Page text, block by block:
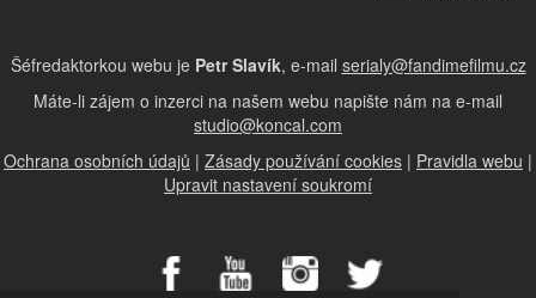
Šéfredaktorkou webu je Petr Slavík, e-mail serialy@fandimefilmu.cz
Máte-li zájem o inzerci na našem webu napište nám na e-mail
studio@koncal.com
Ochrana osobních údajů | Zásady používání cookies | Pravidla webu |
Upravit nastavení soukromí